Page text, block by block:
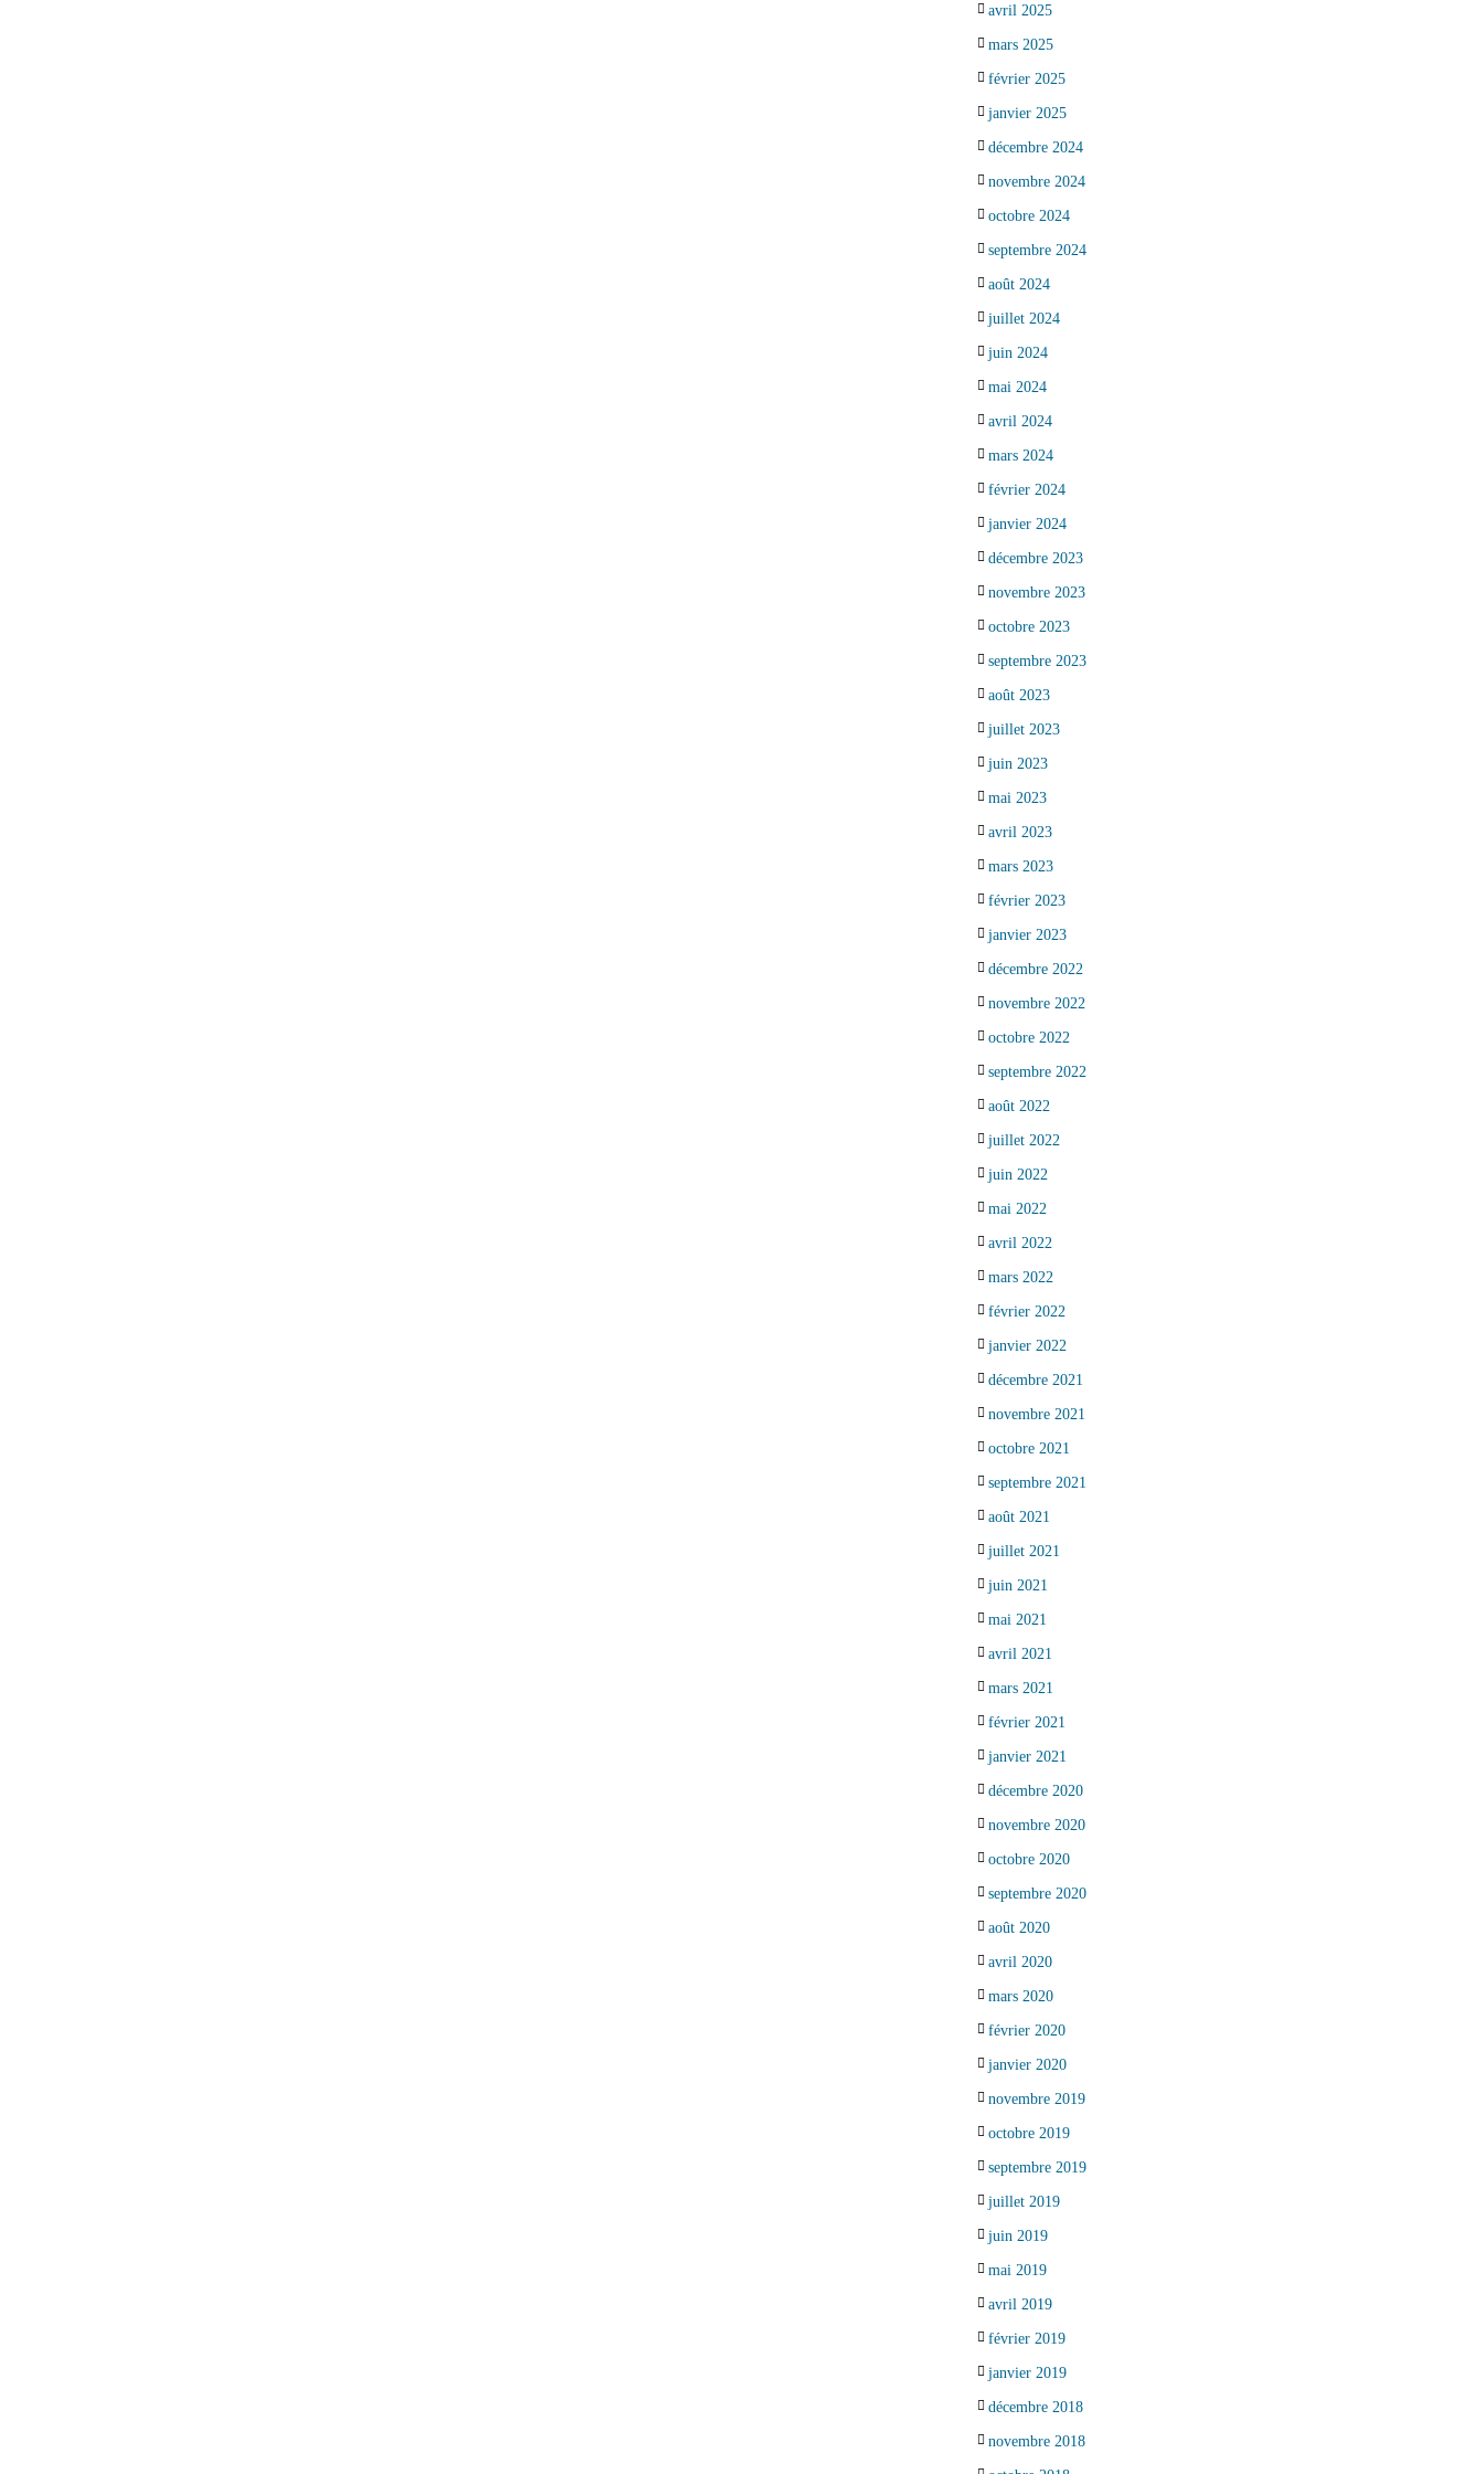
avril 2025
mars 2025
février 2025
janvier 2025
décembre 2024
novembre 2024
octobre 2024
septembre 2024
août 2024
juillet 2024
juin 2024
mai 2024
avril 2024
mars 2024
février 2024
janvier 2024
décembre 2023
novembre 2023
octobre 2023
septembre 2023
août 2023
juillet 2023
juin 2023
mai 2023
avril 2023
mars 2023
février 2023
janvier 2023
décembre 2022
novembre 2022
octobre 2022
septembre 2022
août 2022
juillet 2022
juin 2022
mai 2022
avril 2022
mars 2022
février 2022
janvier 2022
décembre 2021
novembre 2021
octobre 2021
septembre 2021
août 2021
juillet 2021
juin 2021
mai 2021
avril 2021
mars 2021
février 2021
janvier 2021
décembre 2020
novembre 2020
octobre 2020
septembre 2020
août 2020
avril 2020
mars 2020
février 2020
janvier 2020
novembre 2019
octobre 2019
septembre 2019
juillet 2019
juin 2019
mai 2019
avril 2019
février 2019
janvier 2019
décembre 2018
novembre 2018